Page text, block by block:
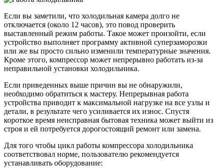
Если вы заметили, что холодильная камера долго не
отключается (около 12 часов), это повод проверить
выставленный режим работы. Такое может произойти, если
устройство выполняет программу активной суперзаморозки
или же вы просто сильно изменили температурные значения.
Кроме этого, компрессор может непрерывно работать из-за
неправильной установки холодильника.
Если приведенных выше причин вы не обнаружили,
необходимо обратиться к мастеру. Непрерывная работа
устройства приводит к максимальной нагрузке на все узлы и
детали, в результате чего усиливается их износ. Спустя
короткое время неисправная бытовая техника может выйти из
строя и ей потребуется дорогостоящий ремонт или замена.
Для того чтобы цикл работы компрессора холодильника
соответствовал норме, пользователю рекомендуется
устанавливать оборудование: